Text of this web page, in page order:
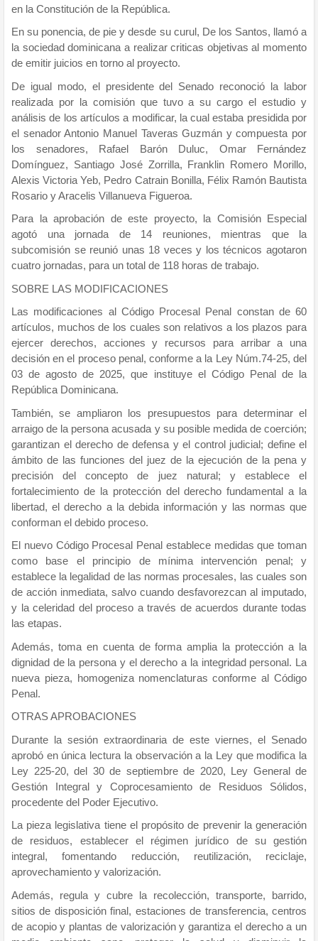
en la Constitución de la República.
En su ponencia, de pie y desde su curul, De los Santos, llamó a
la sociedad dominicana a realizar criticas objetivas al momento
de emitir juicios en torno al proyecto.
De igual modo, el presidente del Senado reconoció la labor
realizada por la comisión que tuvo a su cargo el estudio y
análisis de los artículos a modificar, la cual estaba presidida por
el senador Antonio Manuel Taveras Guzmán y compuesta por
los senadores, Rafael Barón Duluc, Omar Fernández
Domínguez, Santiago José Zorrilla, Franklin Romero Morillo,
Alexis Victoria Yeb, Pedro Catrain Bonilla, Félix Ramón Bautista
Rosario y Aracelis Villanueva Figueroa.
Para la aprobación de este proyecto, la Comisión Especial
agotó una jornada de 14 reuniones, mientras que la
subcomisión se reunió unas 18 veces y los técnicos agotaron
cuatro jornadas, para un total de 118 horas de trabajo.
SOBRE LAS MODIFICACIONES
Las modificaciones al Código Procesal Penal constan de 60
artículos, muchos de los cuales son relativos a los plazos para
ejercer derechos, acciones y recursos para arribar a una
decisión en el proceso penal, conforme a la Ley Núm.74-25, del
03 de agosto de 2025, que instituye el Código Penal de la
República Dominicana.
También, se ampliaron los presupuestos para determinar el
arraigo de la persona acusada y su posible medida de coerción;
garantizan el derecho de defensa y el control judicial; define el
ámbito de las funciones del juez de la ejecución de la pena y
precisión del concepto de juez natural; y establece el
fortalecimiento de la protección del derecho fundamental a la
libertad, el derecho a la debida información y las normas que
conforman el debido proceso.
El nuevo Código Procesal Penal establece medidas que toman
como base el principio de mínima intervención penal; y
establece la legalidad de las normas procesales, las cuales son
de acción inmediata, salvo cuando desfavorezcan al imputado,
y la celeridad del proceso a través de acuerdos durante todas
las etapas.
Además, toma en cuenta de forma amplia la protección a la
dignidad de la persona y el derecho a la integridad personal. La
nueva pieza, homogeniza nomenclaturas conforme al Código
Penal.
OTRAS APROBACIONES
Durante la sesión extraordinaria de este viernes, el Senado
aprobó en única lectura la observación a la Ley que modifica la
Ley 225-20, del 30 de septiembre de 2020, Ley General de
Gestión Integral y Coprocesamiento de Residuos Sólidos,
procedente del Poder Ejecutivo.
La pieza legislativa tiene el propósito de prevenir la generación
de residuos, establecer el régimen jurídico de su gestión
integral, fomentando reducción, reutilización, reciclaje,
aprovechamiento y valorización.
Además, regula y cubre la recolección, transporte, barrido,
sitios de disposición final, estaciones de transferencia, centros
de acopio y plantas de valorización y garantiza el derecho a un